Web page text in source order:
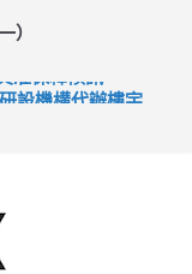
）
准保釋候訊